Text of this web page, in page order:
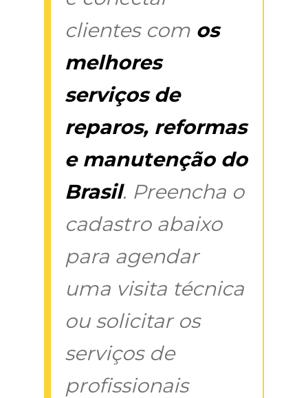
clientes com os
melhores
serviços de
reparos, reformas
e manutenção do
Brasil. Preencha o
cadastro abaixo
para agendar
uma visita técnica
ou solicitar os
serviços de
profissionais